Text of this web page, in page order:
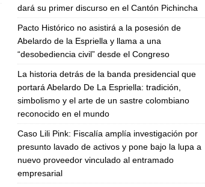
dará su primer discurso en el Cantón Pichincha
Pacto Histórico no asistirá a la posesión de
Abelardo de la Espriella y llama a una
“desobediencia civil” desde el Congreso
La historia detrás de la banda presidencial que
portará Abelardo De La Espriella: tradición,
simbolismo y el arte de un sastre colombiano
reconocido en el mundo
Caso Lili Pink: Fiscalía amplía investigación por
presunto lavado de activos y pone bajo la lupa a
nuevo proveedor vinculado al entramado
empresarial